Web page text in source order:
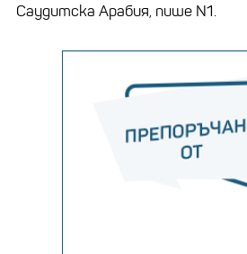
Саудитска Арабия, пише N1.